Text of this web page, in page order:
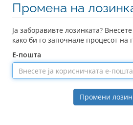
Промена на
Ја заборавивте лозинката?
како би го започнале процесот на
Е-пошта
Промени